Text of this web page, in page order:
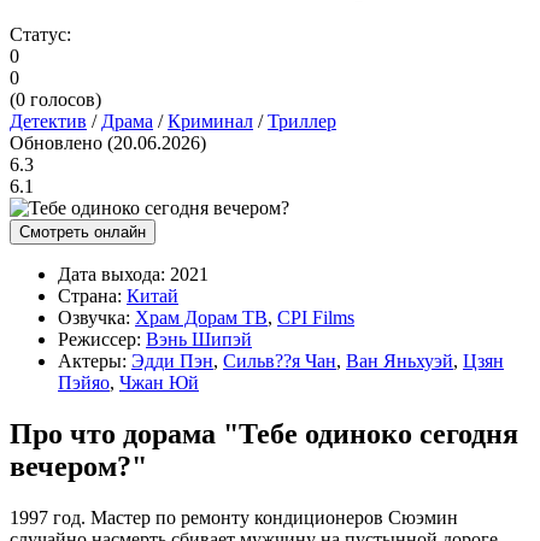
Статус:
0
0
(0 голосов)
Детектив / Драма /Криминал /Триллер
Обновлено (20.06.2026)
6.3
6.1
Смотреть онлайн
Дата выхода: 2021
Страна: Китай
Озвучка: Храм Дорам ТВ, CPI Films
Режиссер: Вэнь Шипэй
Актеры: Эдди Пэн, Сильв??я Чан, Ван Яньхуэй, Цзян
Пэйяо, Чжан Юй
Про что дорама "Тебе одиноко сегодня
вечером?"
1997 год. Мастер по ремонту кондиционеров Сюэмин